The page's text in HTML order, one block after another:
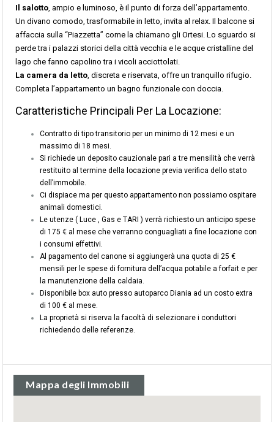
Il salotto, ampio e luminoso, è il punto di forza dell’appartamento.
Un divano comodo, trasformabile in letto, invita al relax. Il balcone si
affaccia sulla “Piazzetta” come la chiamano gli Ortesi. Lo sguardo si
perde tra i palazzi storici della città vecchia e le acque cristalline del
lago che fanno capolino tra i vicoli acciottolati.
La camera da letto, discreta e riservata, offre un tranquillo rifugio.
Completa l’appartamento un bagno funzionale con doccia.
Caratteristiche Principali Per La Locazione:
Contratto di tipo transitorio per un minimo di 12 mesi e un
massimo di 18 mesi.
Si richiede un deposito cauzionale pari a tre mensilità che verrà
restituito al termine della locazione previa verifica dello stato
dell’immobile.
Ci dispiace ma per questo appartamento non possiamo ospitare
animali domestici.
Le utenze ( Luce , Gas e TARI ) verrà richiesto un anticipo spese
di 175 € al mese che verranno conguagliati a fine locazione con
i consumi effettivi.
Al pagamento del canone si aggiungerà una quota di 25 €
mensili per le spese di fornitura dell’acqua potabile a forfait e per
la manutenzione della caldaia.
Disponibile box auto presso autoparco Diania ad un costo extra
di 100 € al mese.
La proprietà si riserva la facoltà di selezionare i conduttori
richiedendo delle referenze.
Mappa degli Immobili